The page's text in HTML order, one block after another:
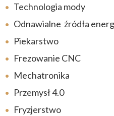
Technologia mody
Odnawialne źródła
Piekarstwo
Frezowanie CNC
Mechatronika
Przemysł 4.0
Fryzjerstwo